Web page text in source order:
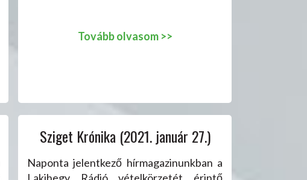
Tovább olvasom >>
Sziget Krónika (2021. január 27.)
Naponta jelentkező hírmagazinunkban a